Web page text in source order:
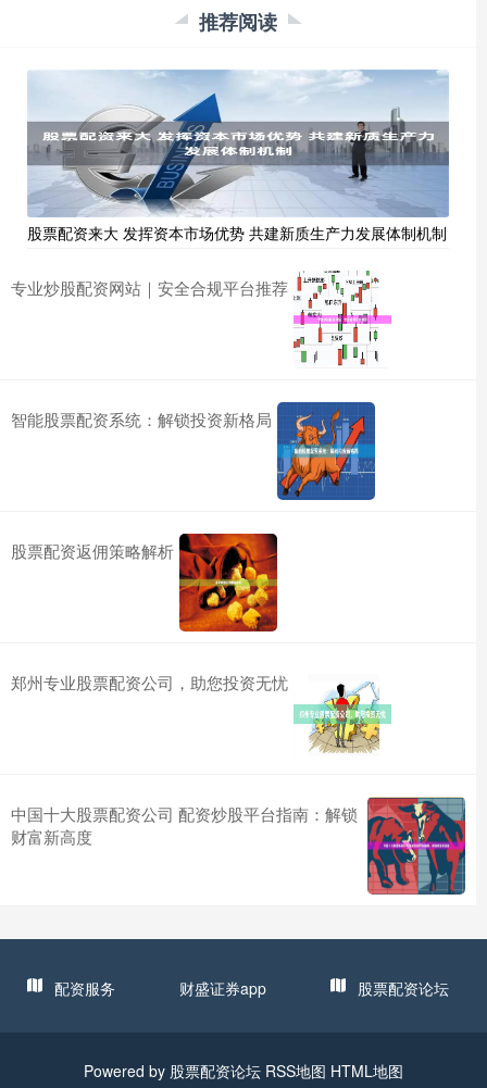
推荐阅读
股票配资来大 发挥资本市场优势 共建新质生产力发展体制机制
专业炒股配资网站｜安全合规平台推荐
智能股票配资系统：解锁投资新格局
股票配资返佣策略解析
郑州专业股票配资公司，助您投资无忧
中国十大股票配资公司 配资炒股平台指南：解锁
财富新高度
配资服务 财盛证券app 股票配资论坛
Powered by 股票配资论坛 RSS地图 HTML地图